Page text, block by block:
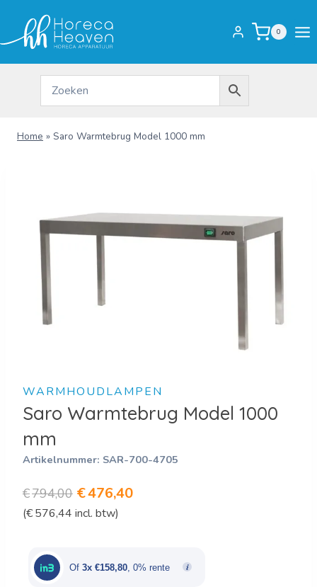
inhoud
0
Home » Saro Warmtebrug Model 1000 mm
WARMHOUDLAMPEN
Saro Warmtebrug Model 1000
mm
Artikelnummer: SAR-700-4705
€794,00 Oorspronkelijke
prijs
€794,00.
€476,40Huidige
€476,40.
(€576,44 incl. btw)
Of 3x €158,80, 0% rente